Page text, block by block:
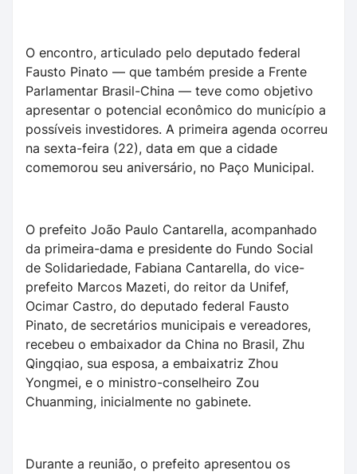
O encontro, articulado pelo deputado federal
Fausto Pinato — que também preside a Frente
Parlamentar Brasil-China — teve como objetivo
apresentar o potencial econômico do município a
possíveis investidores. A primeira agenda ocorreu
na sexta-feira (22), data em que a cidade
comemorou seu aniversário, no Paço Municipal.
O prefeito João Paulo Cantarella, acompanhado
da primeira-dama e presidente do Fundo Social
de Solidariedade, Fabiana Cantarella, do vice-
prefeito Marcos Mazeti, do reitor da Unifef,
Ocimar Castro, do deputado federal Fausto
Pinato, de secretários municipais e vereadores,
recebeu o embaixador da China no Brasil, Zhu
Qingqiao, sua esposa, a embaixatriz Zhou
Yongmei, e o ministro-conselheiro Zou
Chuanming, inicialmente no gabinete.
Durante a reunião, o prefeito apresentou os